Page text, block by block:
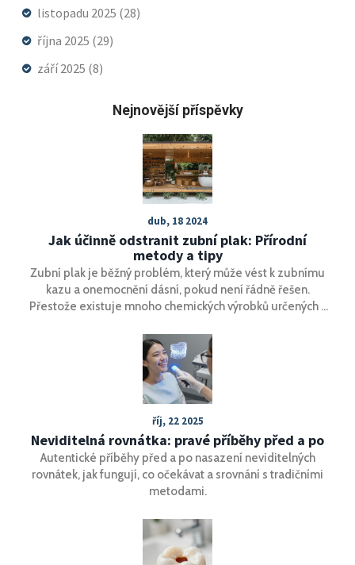
listopadu 2025 (28)
října 2025 (29)
září 2025 (8)
Nejnovější příspěvky
dub, 18 2024
Jak účinně odstranit zubní plak: Přírodní
metody a tipy
Zubní plak je běžný problém, který může vést k zubnímu
kazu a onemocnění dásní, pokud není řádně řešen.
Přestože existuje mnoho chemických výrobků určených k
mikroflóře a zdraví celkově. Tento článek poskytuje
podrobný průvodce, jak se zbavit zubního plaku
přirozenými způsoby, včetně denní rutiny, správné
techniky čištění, bylinných výplachů a doporučení pro
zdravou stravu.
říj, 22 2025
Neviditelná rovnátka: pravé příběhy před a po
Autentické příběhy před a po nasazení neviditelných
rovnátek, jak fungují, co očekávat a srovnání s tradičními
metodami.